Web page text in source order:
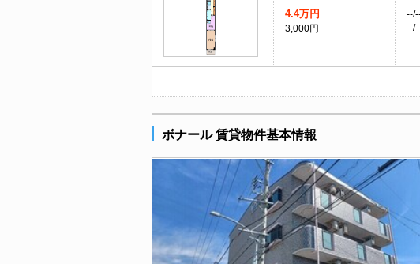
4.4万円
3,000円
ボナール 賃貸物件基本情報